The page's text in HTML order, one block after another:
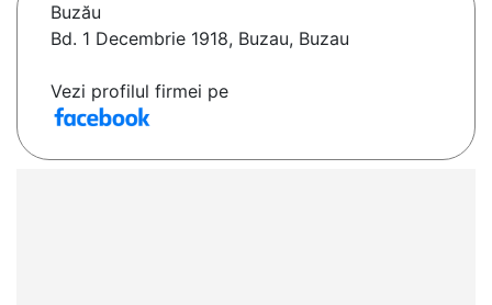
Buzău
Bd. 1 Decembrie 1918, Buzau, Buzau
Vezi profilul firmei pe